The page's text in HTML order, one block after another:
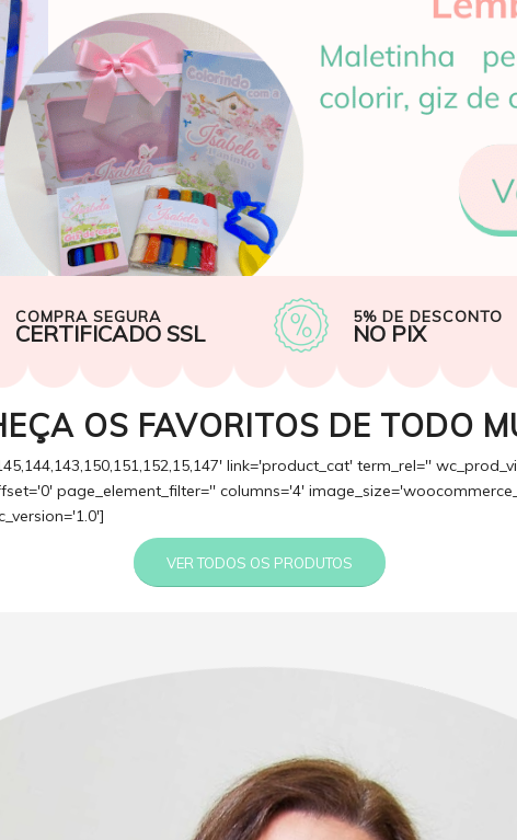
COMPRA SEGURA
CERTIFICADO SSL
5% DE DESCONTO
NO PIX
OS FAVORITOS DE TODO
link='product_cat' term_rel=''
page_element_filter='' columns='4'
VER TODOS OS PRODUTOS